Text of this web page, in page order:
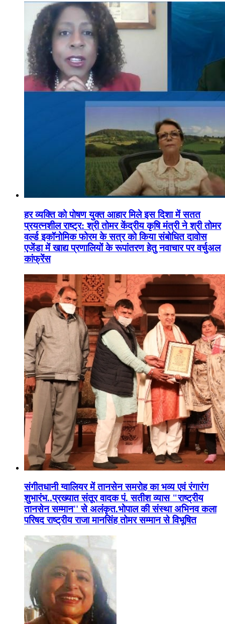
हर व्यक्ति को पोषण युक्त आहार मिले इस दिशा में सतत
प्रयत्नशील राष्ट्र: श्री तोमर केंद्रीय कृषि मंत्री ने श्री तोमर
वर्ल्ड इकॉनोमिक फोरम के सत्र को किया संबोधित दावोस
एजेंडा में खाद्य प्रणालियों के रूपांतरण हेतु नवाचार पर वर्चुअल
कांफ्रेंस
संगीतधानी ग्वालियर में तानसेन समरोह का भव्य एवं रंगारंग
शुभारंभ..प्रख्यात संतूर वादक पं. सतीश व्यास "राष्ट्रीय
तानसेन सम्मान'' से अलंकृत.भोपाल की संस्था अभिनव कला
परिषद राष्ट्रीय राजा मानसिंह तोमर सम्मान से विभूषित